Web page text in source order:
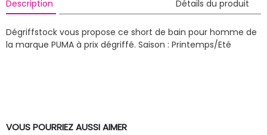
Description Détails du produit
Dégriffstock vous propose ce short de bain pour homme de
la marque PUMA à prix dégriffé. Saison : Printemps/Eté
VOUS POURRIEZ AUSSI AIMER